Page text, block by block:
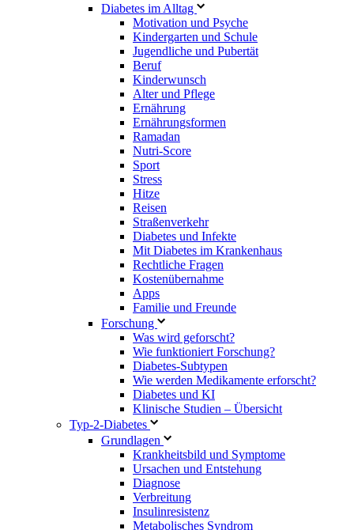
Diabetes im Alltag
Motivation und Psyche
Kindergarten und Schule
Jugendliche und Pubertät
Beruf
Kinderwunsch
Alter und Pflege
Ernährung
Ernährungsformen
Ramadan
Nutri-Score
Sport
Stress
Hitze
Reisen
Straßenverkehr
Diabetes und Infekte
Mit Diabetes im Krankenhaus
Rechtliche Fragen
Kostenübernahme
Apps
Familie und Freunde
Forschung
Was wird geforscht?
Wie funktioniert Forschung?
Diabetes-Subtypen
Wie werden Medikamente erforscht?
Diabetes und KI
Klinische Studien – Übersicht
Typ-2-Diabetes
Grundlagen
Krankheitsbild und Symptome
Ursachen und Entstehung
Diagnose
Verbreitung
Insulinresistenz
Metabolisches Syndrom